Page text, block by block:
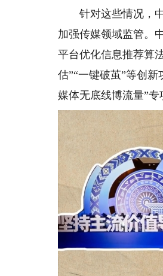
针对这些情况，中
加强传媒领域监管。
平台优化信息推荐算
估”“一键破茧”等创
媒体无底线博流量”专